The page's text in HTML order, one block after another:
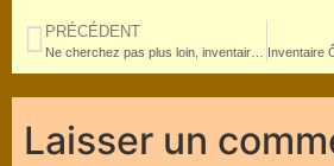
PRÉCÉDENT
Laisser un